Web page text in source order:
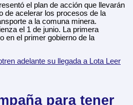
el plan de acción que llevarán
de acelerar los procesos de la
a la comuna minera.
el 1 de junio. La primera
en el primer gobierno de la
adelante su llegada a Lota Leer
para tener